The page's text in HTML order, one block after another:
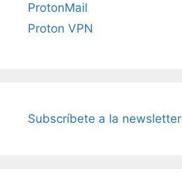
ProtonMail
Proton VPN
Subscríbete a la newsletter